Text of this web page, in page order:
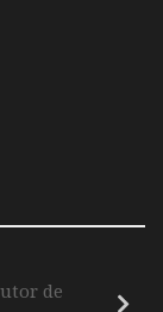
de